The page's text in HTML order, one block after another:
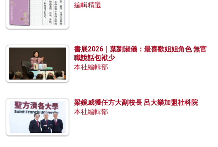
編輯精選
書展2026｜葉劉淑儀：最喜歡姐姐角色 無官
職說話包袱少
本社編輯部
梁鏡威獲任方大副校長 呂大樂加盟社科院
本社編輯部